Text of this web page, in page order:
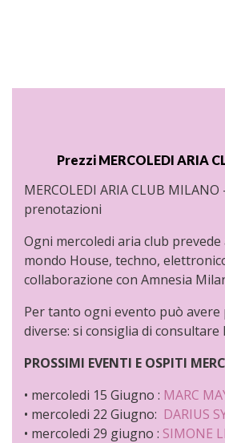
Prezzi MERCOLEDI ARIA
MERCOLEDI ARIA CLUB
prenotazioni
Ogni mercoledi aria club
mondo House, techno,
collaborazione con Amnesia
Per tanto ogni evento può avere
diverse: si consiglia di consultare
PROSSIMI EVENTI E OSPITI
• mercoledi 15 Giugno : MARC
• mercoledi 22 Giugno: DARIUS
• mercoledi 29 giugno : SIMONE